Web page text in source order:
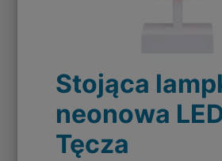
Stojąca
neonowa
Tęcza